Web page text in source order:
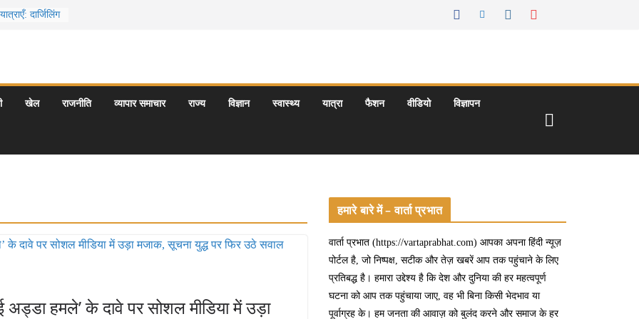
दार्जिलिंग
आपकीखेल राजनीति व्यापार समाचार राज्य विज्ञान स्वास्थ्य यात्रा फैशन वीडियो विज्ञापन
अड्डा हमले’ के दावे पर सोशल मीडिया में उड़ा
हमारे बारे में – वार्ता प्रभात
वार्ता प्रभात (https://vartaprabhat.com) आपका अपना हिंदी न्यूज़
पोर्टल है, जो निष्पक्ष, सटीक और तेज़ खबरें आप तक पहुंचाने के लिए
प्रतिबद्ध है। हमारा उद्देश्य है कि देश और दुनिया की हर महत्वपूर्ण
घटना को आप तक पहुंचाया जाए, वह भी बिना किसी भेदभाव या
पूर्वाग्रह के। हम जनता की आवाज़ को बुलंद करने और समाज के हर